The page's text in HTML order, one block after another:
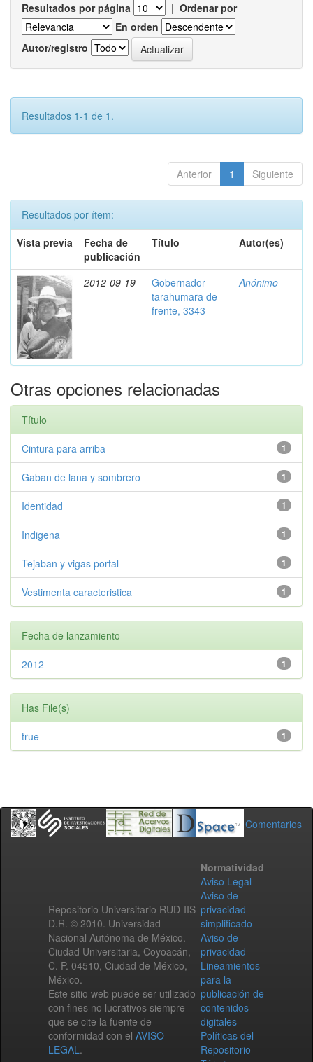
Resultados por página | Ordenar por
En orden
Autor/registro
Resultados 1-1 de 1.
Anterior 1 Siguiente
Resultados por ítem:
Vista previa
Fecha de
publicación
Título Autor(es)
2012-09-19
Gobernador
tarahumara de
frente, 3343
Anónimo
Otras opciones relacionadas
Título
1
Cintura para arriba
1
Gaban de lana y sombrero
1
Identidad
1
Indigena
1
Tejaban y vigas portal
1
Vestimenta caracteristica
Fecha de lanzamiento
1
2012
Has File(s)
1
true
Comentarios
Repositorio Universitario RUD-IIS
D.R. © 2010. Universidad
Nacional Autónoma de México.
Ciudad Universitaria, Coyoacán,
C. P. 04510, Ciudad de México,
México.
Este sitio web puede ser utilizado
con fines no lucrativos siempre
que se cite la fuente de
conformidad con el AVISO
LEGAL.
Normatividad
Aviso Legal
Aviso de
privacidad
simplificado
Aviso de
privacidad
Lineamientos
para la
publicación de
contenidos
digitales
Políticas del
Repositorio